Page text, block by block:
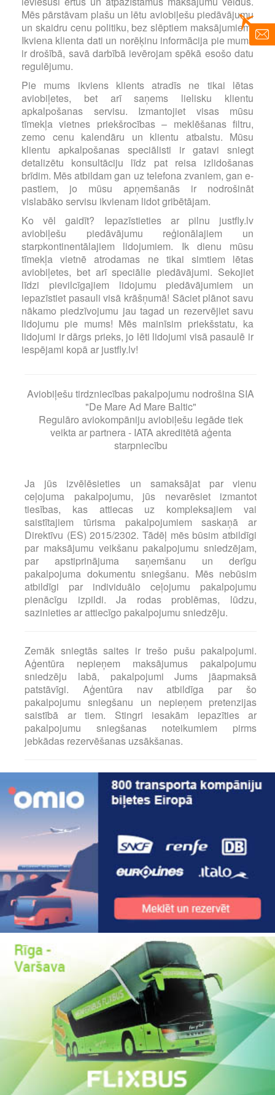
Mēs pārstāvam plašu un lētu aviobiļešu piedāvājumu
un skaidru cenu politiku, bez slēptiem maksājumiem.
Ikviena klienta dati un norēķinu informācija pie mums
ir drošībā, savā darbībā ievērojam spēkā esošo datu
regulējumu.
Pie mums ikviens klients atradīs ne tikai lētas
aviobiļetes, bet arī saņems lielisku klientu
apkalpošanas servisu. Izmantojiet visas mūsu
tīmekļa vietnes priekšrocības – meklēšanas filtru,
zemo cenu kalendāru un klientu atbalstu. Mūsu
klientu apkalpošanas speciālisti ir gatavi sniegt
detalizētu konsultāciju līdz pat reisa izlidošanas
brīdim. Mēs atbildam gan uz telefona zvaniem, gan e-
pastiem, jo mūsu apņemšanās ir nodrošināt
vislabāko servisu ikvienam lidot gribētājam.
Ko vēl gaidīt? Iepazīstieties ar pilnu justfly.lv
aviobiļešu piedāvājumu reģionālajiem un
starpkontinentālajiem lidojumiem. Ik dienu mūsu
tīmekļa vietnē atrodamas ne tikai simtiem lētas
aviobiļetes, bet arī speciālie piedāvājumi. Sekojiet
līdzi pievilcīgajiem lidojumu piedāvājumiem un
iepazīstiet pasauli visā krāšņumā! Sāciet plānot savu
nākamo piedzīvojumu jau tagad un rezervējiet savu
lidojumu pie mums! Mēs mainīsim priekšstatu, ka
lidojumi ir dārgs prieks, jo lēti lidojumi visā pasaulē ir
iespējami kopā ar justfly.lv!
Aviobiļešu tirdzniecības pakalpojumu nodrošina SIA
"De Mare Ad Mare Baltic"
Regulāro aviokompāniju aviobiļešu iegāde tiek
veikta ar partnera - IATA akreditētā aģenta
starpniecību
Ja jūs izvēlēsieties un samaksājat par vienu
ceļojuma pakalpojumu, jūs nevarēsiet izmantot
tiesības, kas attiecas uz kompleksajiem vai
saistītajiem tūrisma pakalpojumiem saskaņā ar
Direktīvu (ES) 2015/2302. Tādēļ mēs būsim atbildīgi
par maksājumu veikšanu pakalpojumu sniedzējam,
par apstiprinājuma saņemšanu un derīgu
pakalpojuma dokumentu sniegšanu. Mēs nebūsim
atbildīgi par individuālo ceļojumu pakalpojumu
pienācīgu izpildi. Ja rodas problēmas, lūdzu,
sazinieties ar attiecīgo pakalpojumu sniedzēju.
Zemāk sniegtās saites ir trešo pušu pakalpojumi.
Aģentūra nepieņem maksājumus pakalpojumu
sniedzēju labā, pakalpojumi Jums jāapmaksā
patstāvīgi. Aģentūra nav atbildīga par šo
pakalpojumu sniegšanu un nepieņem pretenzijas
saistībā ar tiem. Stingri iesakām iepazīties ar
pakalpojumu sniegšanas noteikumiem pirms
jebkādas rezervēšanas uzsākšanas.